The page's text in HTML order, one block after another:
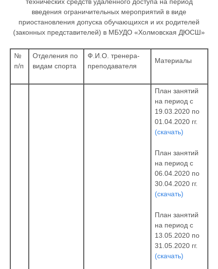
технических средств удаленного доступа на период
введения ограничительных мероприятий в виде
приостановления допуска обучающихся и их родителей
(законных представителей) в МБУДО «Холмовская ДЮСШ»
№
п/п
Отделения по
видам спорта
Ф.И.О. тренера-
преподавателя
Материалы
План занятий
на период с
19.03.2020 по
01.04.2020 гг.
(скачать)
План занятий
на период с
06.04.2020 по
30.04.2020 гг.
(скачать)
План занятий
на период с
13.05.2020 по
31.05.2020 гг.
(скачать)